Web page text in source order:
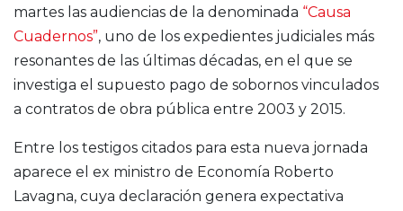
martes las audiencias de la denominada “Causa
Cuadernos”, uno de los expedientes judiciales más
resonantes de las últimas décadas, en el que se
investiga el supuesto pago de sobornos vinculados
a contratos de obra pública entre 2003 y 2015.
Entre los testigos citados para esta nueva jornada
aparece el ex ministro de Economía Roberto
Lavagna, cuya declaración genera expectativa